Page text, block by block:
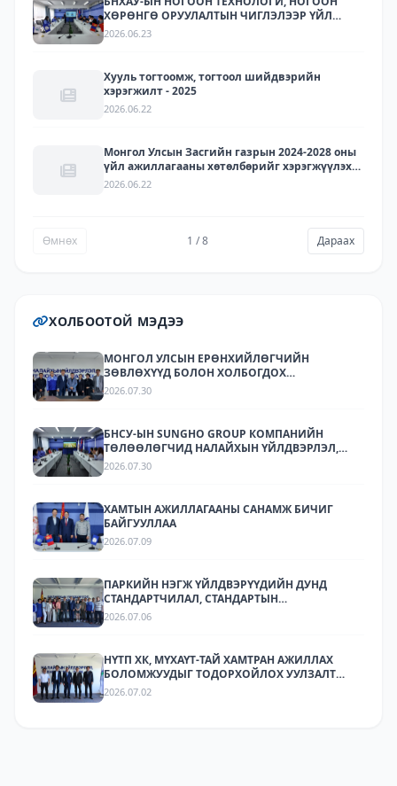
ХӨРӨНГӨ ОРУУЛАЛТЫН ЧИГЛЭЛЭЭР ҮЙЛ
АЖИЛЛАГАА ЯВУУЛДАГ ЛАРИТЕК ХХК-ЫН
2026.06.23
Хууль тогтоомж, тогтоол шийдвэрийн
хэрэгжилт - 2025
2026.06.22
Монгол Улсын Засгийн газрын 2024-2028 оны
үйл ажиллагааны хөтөлбөрийг хэрэгжүүлэх
арга хэмжээний төлөвлөгөөний хэрэгжилт -
2026.06.22
Өмнөх 1 / 8 Дараах
ХОЛБООТОЙ МЭДЭЭ
МОНГОЛ УЛСЫН ЕРӨНХИЙЛӨГЧИЙН
ЗӨВЛӨХҮҮД БОЛОН ХОЛБОГДОХ
БАЙГУУЛЛАГУУДЫН ТӨЛӨӨЛӨЛ НАЛАЙХЫН
2026.07.30
БНСУ-ЫН SUNGHO GROUP КОМПАНИЙН
ТӨЛӨӨЛӨГЧИД НАЛАЙХЫН ҮЙЛДВЭРЛЭЛ,
ТЕХНОЛОГИЙН ПАРКТ АЖИЛЛАЛАА.
2026.07.30
ХАМТЫН АЖИЛЛАГААНЫ САНАМЖ БИЧИГ
БАЙГУУЛЛАА
2026.07.09
ПАРКИЙН НЭГЖ ҮЙЛДВЭРҮҮДИЙН ДУНД
СТАНДАРТЧИЛАЛ, СТАНДАРТЫН
ХЭРЭГЖИЛТИЙН ТАЛААР СУРГАЛТ,
2026.07.06
НҮТП ХК, МҮХАҮТ-ТАЙ ХАМТРАН АЖИЛЛАХ
БОЛОМЖУУДЫГ ТОДОРХОЙЛОХ УУЛЗАЛТ
ЗОХИОН БАЙГУУЛАГДЛАА.
2026.07.02